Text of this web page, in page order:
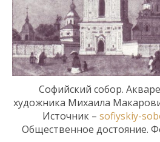
Софийский собор.
художника Михаила
Источник – sofiyskiy-
Общественное достояние.